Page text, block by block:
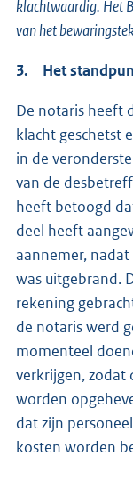
klachtwaardig. Het
van het
3. Het
De notaris heeft
klacht geschetst
in de
van de
heeft betoogd
deel heeft
aannemer,
was uitgebrand.
rekening
de notaris werd
momenteel
verkrijgen, zodat
worden
dat zijn
kosten worden